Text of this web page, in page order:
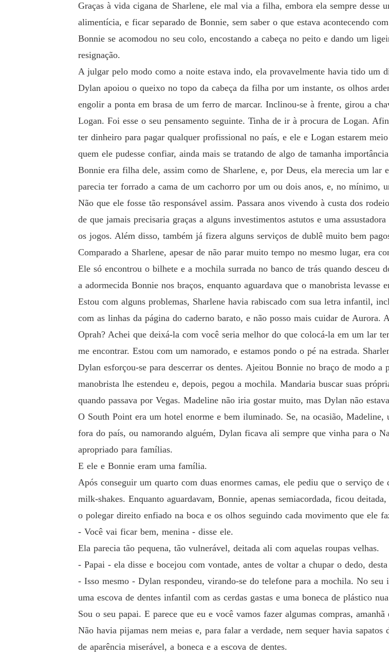
Graças à vida cigana de Sharlene, ele mal via a filha, embora ela sempre desse
alimentícia, e ficar separado de Bonnie, sem saber o que estava acontecendo
Bonnie se acomodou no seu colo, encostando a cabeça no peito e dando um
resignação.
A julgar pelo modo como a noite estava indo, ela provavelmente havia tido um
Dylan apoiou o queixo no topo da cabeça da filha por um instante, os olhos
engolir a ponta em brasa de um ferro de marcar. Inclinou-se à frente, girou a
Logan. Foi esse o seu pensamento seguinte. Tinha de ir à procura de Logan.
ter dinheiro para pagar qualquer profissional no país, e ele e Logan estarem
quem ele pudesse confiar, ainda mais se tratando de algo de tamanha
Bonnie era filha dele, assim como de Sharlene, e, por Deus, ela merecia um lar
parecia ter forrado a cama de um cachorro por um ou dois anos, e, no mínimo,
Não que ele fosse tão responsável assim. Passara anos vivendo à custa dos
de que jamais precisaria graças a alguns investimentos astutos e uma
os jogos. Além disso, também já fizera alguns serviços de dublê muito bem
Comparado a Sharlene, apesar de não parar muito tempo no mesmo lugar, era
Ele só encontrou o bilhete e a mochila surrada no banco de trás quando
a adormecida Bonnie nos braços, enquanto aguardava que o manobrista levasse
Estou com alguns problemas, Sharlene havia rabiscado com sua letra infantil,
com as linhas da página do caderno barato, e não posso mais cuidar de
Oprah? Achei que deixá-la com você seria melhor do que colocá-la em um lar
me encontrar. Estou com um namorado, e estamos pondo o pé na estrada.
Dylan esforçou-se para descerrar os dentes. Ajeitou Bonnie no braço de modo a
manobrista lhe estendeu e, depois, pegou a mochila. Mandaria buscar suas
quando passava por Vegas. Madeline não iria gostar muito, mas Dylan não
O South Point era um hotel enorme e bem iluminado. Se, na ocasião, Madeline,
fora do país, ou namorando alguém, Dylan ficava ali sempre que vinha para o
apropriado para famílias.
E ele e Bonnie eram uma família.
Após conseguir um quarto com duas enormes camas, ele pediu que o serviço
milk-shakes. Enquanto aguardavam, Bonnie, apenas semiacordada, ficou
o polegar direito enfiado na boca e os olhos seguindo cada movimento que ele
- Você vai ficar bem, menina - disse ele.
Ela parecia tão pequena, tão vulnerável, deitada ali com aquelas roupas velhas.
- Papai - ela disse e bocejou com vontade, antes de voltar a chupar o dedo,
- Isso mesmo - Dylan respondeu, virando-se do telefone para a mochila. No seu
uma escova de dentes infantil com as cerdas gastas e uma boneca de plástico
Sou o seu papai. E parece que eu e você vamos fazer algumas compras, amanhã
Não havia pijamas nem meias e, para falar a verdade, nem sequer havia sapatos
de aparência miserável, a boneca e a escova de dentes.